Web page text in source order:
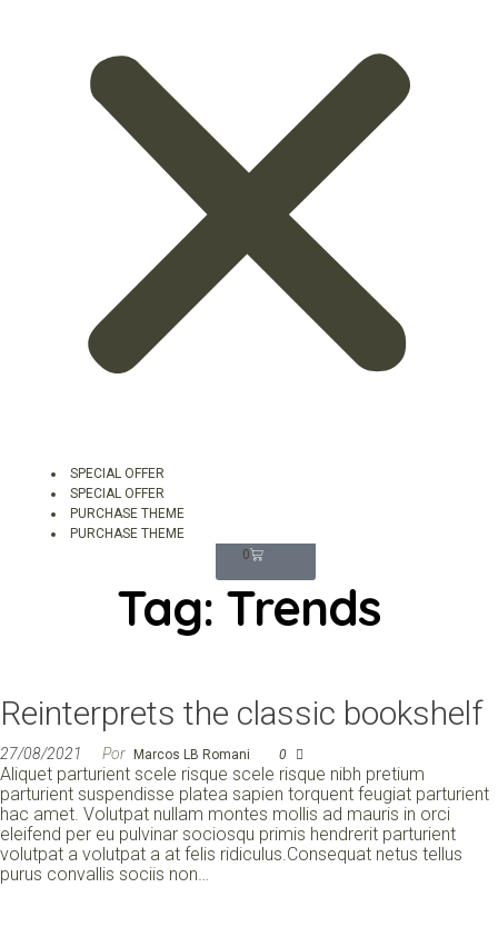
SPECIAL OFFER
SPECIAL OFFER
PURCHASE THEME
PURCHASE THEME
0
Tag: Trends
Reinterprets the classic bookshelf
27/08/2021 Por Marcos LB Romani 0
Aliquet parturient scele risque scele risque nibh pretium
parturient suspendisse platea sapien torquent feugiat parturient
hac amet. Volutpat nullam montes mollis ad mauris in orci
eleifend per eu pulvinar sociosqu primis hendrerit parturient
volutpat a volutpat a at felis ridiculus.Consequat netus tellus
purus convallis sociis non…